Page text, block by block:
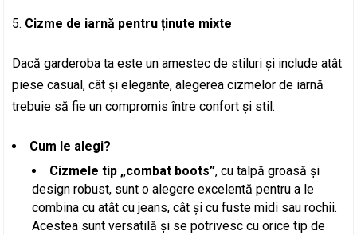
Cizme de iarnă pentru ținute mixte
Dacă garderoba ta este un amestec de stiluri și include atât
piese casual, cât și elegante, alegerea cizmelor de iarnă
trebuie să fie un compromis între confort și stil.
Cum le alegi?
Cizmele tip „combat boots”, cu talpă groasă și
design robust, sunt o alegere excelentă pentru a le
combina cu atât cu jeans, cât și cu fuste midi sau rochii.
Acestea sunt versatilă și se potrivesc cu orice tip de